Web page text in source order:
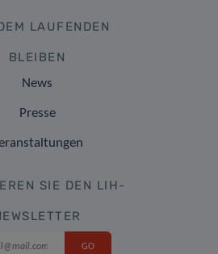
LAUFENDEN
BLEIBEN
News
Presse
SIE DEN LIH-